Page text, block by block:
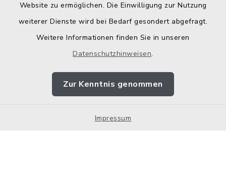
Website zu ermöglichen. Die Einwilligung zur Nutzung
weiterer Dienste wird bei Bedarf gesondert abgefragt.
Weitere Informationen finden Sie in unseren
Datenschutzhinweisen.
Zur Kenntnis genommen
Impressum
Barrierefreiheit
Datenschutz
Impressum
Sitemap